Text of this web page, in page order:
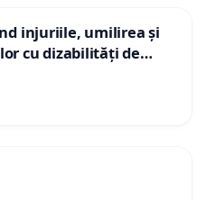
injuriile, umilirea și
cu dizabilități de